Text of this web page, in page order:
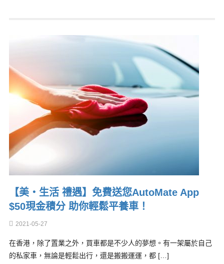
【美‧生活 禮遇】免費送您AutoMate App
$50現金積分 助你輕鬆平養車！
2021-05-27
在香港，除了置業之外，買車都是不少人的夢想。有一架屬於自己
的私家車，無論是輕鬆出行，還是搬搬運運，都 […]